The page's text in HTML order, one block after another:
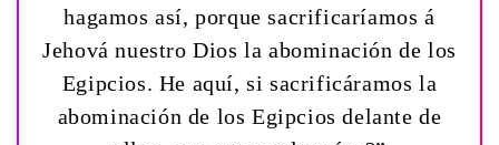
hagamos así, porque sacrificaríamos á
Jehová nuestro Dios la abominación de los
Egipcios. He aquí, si sacrificáramos la
abominación de los Egipcios delante de